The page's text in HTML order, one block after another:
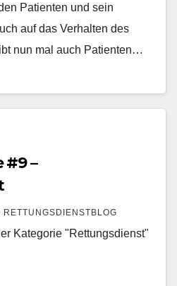
Patienten und sein
auf das Verhalten des
nun mal auch Patienten…
#9 –
RETTUNGSDIENSTBLOG
Kategorie "Rettungsdienst"